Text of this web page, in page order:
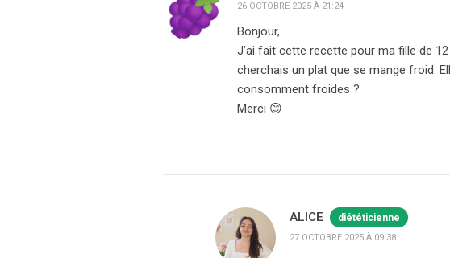
26 OCTOBRE 2025 À 21:24
Bonjour,
J’ai fait cette recette pour ma fille de
cherchais un plat que se mange froid.
consomment froides ?
Merci 😊
ALICE diététicienne
27 OCTOBRE 2025 À 09:38